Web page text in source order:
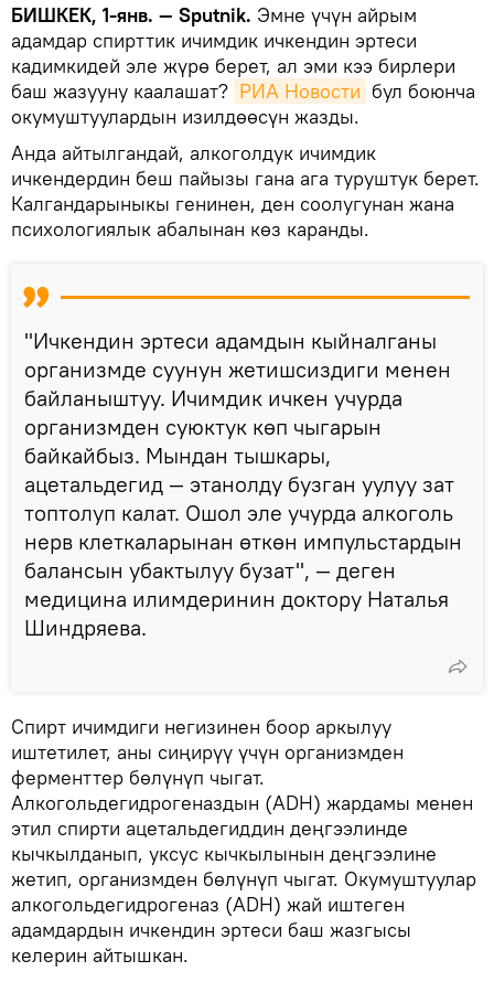
БИШКЕК, 1-янв. — Sputnik. Эмне үчүн айрым
адамдар спирттик ичимдик ичкендин эртеси
кадимкидей эле жүрө берет, ал эми кээ бирлери
баш жазууну каалашат? РИА Новости бул боюнча
окумуштуулардын изилдөөсүн жазды.
Анда айтылгандай, алкоголдук ичимдик
ичкендердин беш пайызы гана ага туруштук берет.
Калгандарыныкы генинен, ден соолугунан жана
психологиялык абалынан көз каранды.
"Ичкендин эртеси адамдын кыйналганы
организмде суунун жетишсиздиги менен
байланыштуу. Ичимдик ичкен учурда
организмден суюктук көп чыгарын
байкайбыз. Мындан тышкары,
ацетальдегид — этанолду бузган уулуу зат
топтолуп калат. Ошол эле учурда алкоголь
нерв клеткаларынан өткөн импульстардын
балансын убактылуу бузат", — деген
медицина илимдеринин доктору Наталья
Шиндряева.
Спирт ичимдиги негизинен боор аркылуу
иштетилет, аны сиңирүү үчүн организмден
ферменттер бөлүнүп чыгат.
Алкогольдегидрогеназдын (ADH) жардамы менен
этил спирти ацетальдегиддин деңгээлинде
кычкылданып, уксус кычкылынын деңгээлине
жетип, организмден бөлүнүп чыгат. Окумуштуулар
алкогольдегидрогеназ (ADH) жай иштеген
адамдардын ичкендин эртеси баш жазгысы
келерин айтышкан.